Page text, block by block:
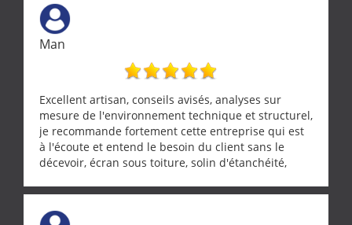
Man
Excellent artisan, conseils avisés, analyses sur
mesure de l'environnement technique et structurel,
je recommande fortement cette entreprise qui est
à l'écoute et entend le besoin du client sans le
décevoir, écran sous toiture, solin d'étanchéité,
récupérateur d'eau, tout a été parfaitement mis en
œuvre sans besoin d'y revenir. confiance assurée.